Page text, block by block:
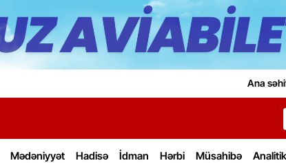
Ana
Mədəniyyət Hadisə İdman Hərbi Müsahibə